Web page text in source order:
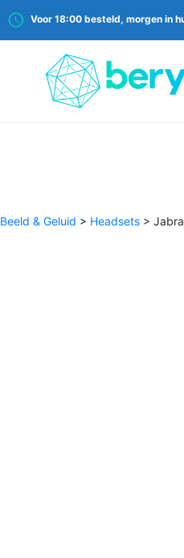
Voor 18:00 besteld, morgen in
Beeld & Geluid > Headsets >